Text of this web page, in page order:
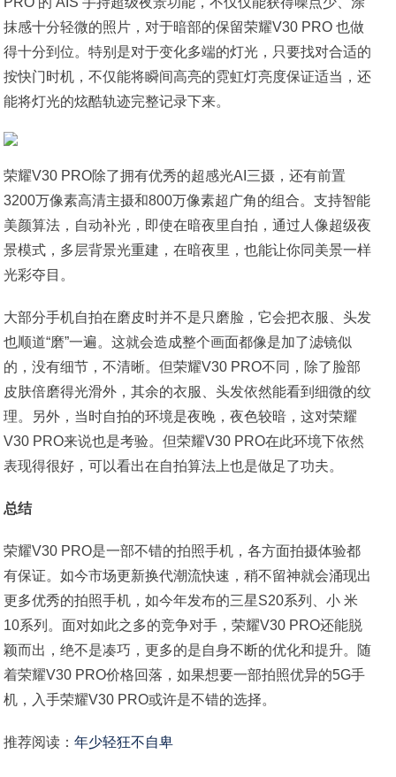
抹感十分轻微的照片，对于暗部的保留荣耀V30 PRO 也做
得十分到位。特别是对于变化多端的灯光，只要找对合适的
按快门时机，不仅能将瞬间高亮的霓虹灯亮度保证适当，还
能将灯光的炫酷轨迹完整记录下来。
荣耀V30 PRO除了拥有优秀的超感光AI三摄，还有前置
3200万像素高清主摄和800万像素超广角的组合。支持智能
美颜算法，自动补光，即使在暗夜里自拍，通过人像超级夜
景模式，多层背景光重建，在暗夜里，也能让你同美景一样
光彩夺目。
大部分手机自拍在磨皮时并不是只磨脸，它会把衣服、头发
也顺道“磨”一遍。这就会造成整个画面都像是加了滤镜似
的，没有细节，不清晰。但荣耀V30 PRO不同，除了脸部
皮肤倍磨得光滑外，其余的衣服、头发依然能看到细微的纹
理。另外，当时自拍的环境是夜晚，夜色较暗，这对荣耀
V30 PRO来说也是考验。但荣耀V30 PRO在此环境下依然
表现得很好，可以看出在自拍算法上也是做足了功夫。
总结
荣耀V30 PRO是一部不错的拍照手机，各方面拍摄体验都
有保证。如今市场更新换代潮流快速，稍不留神就会涌现出
更多优秀的拍照手机，如今年发布的三星S20系列、小 米
10系列。面对如此之多的竞争对手，荣耀V30 PRO还能脱
颖而出，绝不是凑巧，更多的是自身不断的优化和提升。随
着荣耀V30 PRO价格回落，如果想要一部拍照优异的5G手
机，入手荣耀V30 PRO或许是不错的选择。
推荐阅读：年少轻狂不自卑